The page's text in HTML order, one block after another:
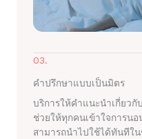
03.
คำปรึกษาแบบเป็นมิตร
บริการให้คำแนะนำเกี่ยวกั
ช่วยให้ทุกคนเข้าใจการน
สามารถนำไปใช้ได้ทันทีใ